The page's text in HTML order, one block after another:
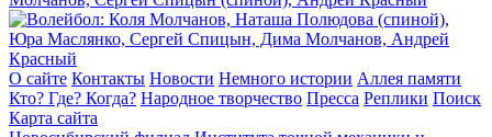
О сайте Контакты Новости Немного истории Аллея памяти
Кто? Где? Когда? Народное творчество Пресса Реплики Поиск
Карта сайта